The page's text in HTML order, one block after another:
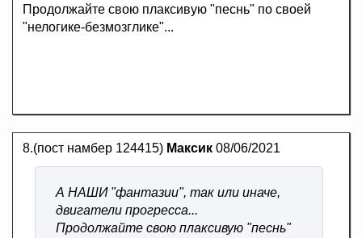
Продолжайте свою плаксивую "песнь" по своей
"нелогике-безмозглике"...
8.(пост намбер 124415) Максик 08/06/2021
А НАШИ "фантазии", так или иначе,
двигатели прогресса...
Продолжайте свою плаксивую "песнь"